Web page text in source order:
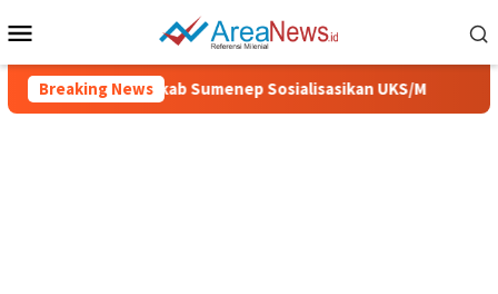
ke
Mobile
Breaking News
Sehat, Pemkab Sumenep Sosialisasikan UKS/M